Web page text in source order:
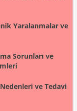
Yaralanmalar ve
Sorunları ve
ve Tedavi